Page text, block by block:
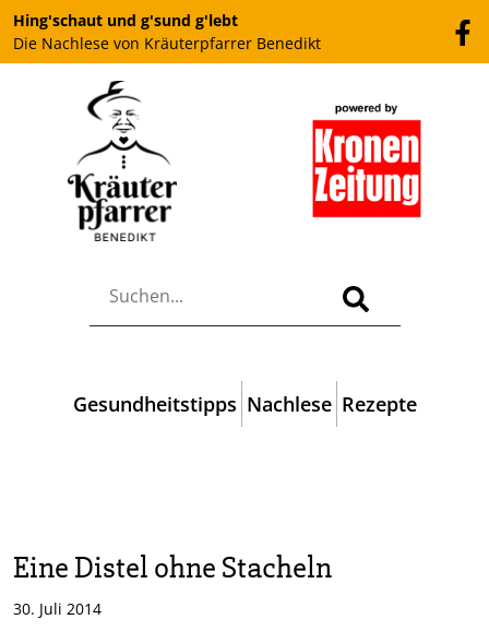
Hing'schaut und g'sund g'lebt
Die Nachlese von Kräuterpfarrer Benedikt
Gesundheitstipps Nachlese Rezepte
Eine Distel ohne Stacheln
30. Juli 2014